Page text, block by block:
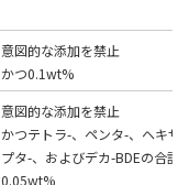
意図的な添加を禁止
かつ0.1wt%
意図的な添加を禁止
かつテトラ-、ペンタ-、ヘキサ
プタ-、およびデカ-BDEの合計
0.05wt%